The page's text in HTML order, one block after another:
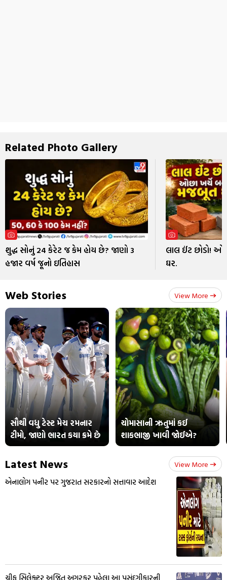
Related Photo Gallery
શુદ્ધ સોનું 24 કેરેટ જ કેમ હોય છે? જાણો 3
હજાર વર્ષ જૂનો ઇતિહાસ
લાલ ઈંટ છોડો!
ઘર.
Web Stories View More
સૌથી વધુ ટેસ્ટ મેચ રમનાર
ટીમો, જાણો ભારત કયા ક્રમે છે
ચોમાસાની ઋતુમાં કઈ
શાકભાજી ખાવી જોઈએ?
Latest News View More
એનાલોગ પનીર પર ગુજરાત સરકારનો સત્તાવાર આદેશ